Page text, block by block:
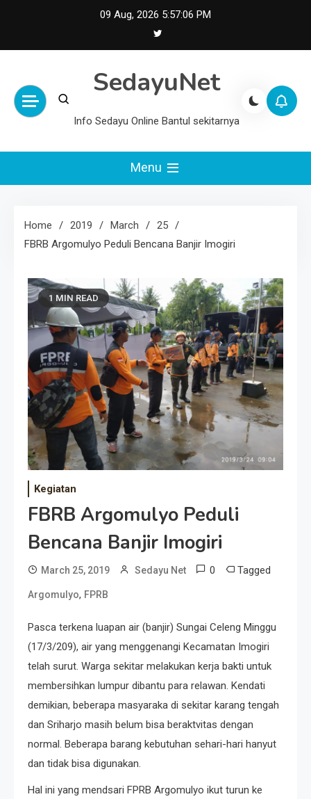
09 Aug, 2026 5:57:06 PM
SedayuNet
Info Sedayu Online Bantul sekitarnya
Menu
Home 2019 March
25
FBRB Argomulyo Peduli Bencana Banjir Imogiri
1 MIN READ
Kegiatan
FBRB Argomulyo Peduli
Bencana Banjir Imogiri
March 25, 2019 Sedayu Net 0 Tagged
Argomulyo, FPRB
Pasca terkena luapan air (banjir) Sungai Celeng Minggu
(17/3/209), air yang menggenangi Kecamatan Imogiri
telah surut. Warga sekitar melakukan kerja bakti untuk
membersihkan lumpur dibantu para relawan. Kendati
demikian, beberapa masyaraka di sekitar karang tengah
dan Sriharjo masih belum bisa beraktvitas dengan
normal. Beberapa barang kebutuhan sehari-hari hanyut
dan tidak bisa digunakan.
Hal ini yang mendsari FPRB Argomulyo ikut turun ke